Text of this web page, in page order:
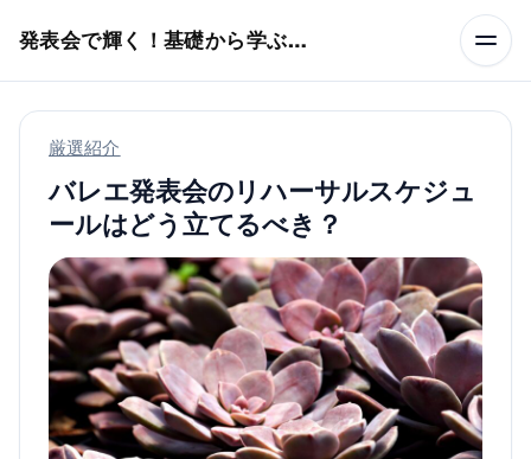
発表会で輝く！基礎から学ぶバレエ術
厳選紹介
バレエ発表会のリハーサルスケジュ
ールはどう立てるべき？